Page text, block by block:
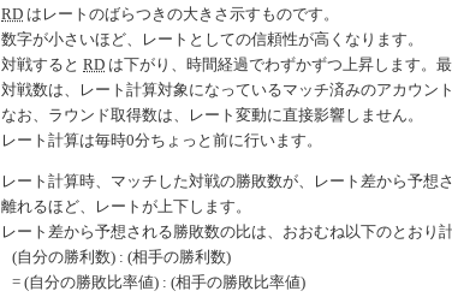
RD はレートのばらつきの大きさ示すものです。
数字が小さいほど、レートとしての信頼性が高くなります。
対戦するとRD は下がり、時間経過でわずかずつ上昇します。
対戦数は、レート計算対象になっているマッチ済みのアカウン
なお、ラウンド取得数は、レート変動に直接影響しません。
レート計算は毎時0分ちょっと前に行います。
レート計算時、マッチした対戦の勝敗数が、レート差から予想
離れるほど、レートが上下します。
レート差から予想される勝敗数の比は、おおむね以下のとおり
(自分の勝利数) : (相手の勝利数)
= (自分の勝敗比率値) : (相手の勝敗比率値)